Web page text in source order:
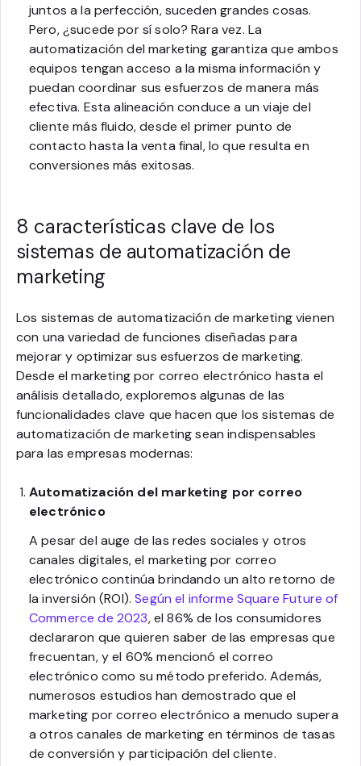
juntos a la perfección, suceden grandes cosas.
Pero, ¿sucede por sí solo? Rara vez. La
automatización del marketing garantiza que ambos
equipos tengan acceso a la misma información y
puedan coordinar sus esfuerzos de manera más
efectiva. Esta alineación conduce a un viaje del
cliente más fluido, desde el primer punto de
contacto hasta la venta final, lo que resulta en
conversiones más exitosas.
8 características clave de los
sistemas de automatización de
marketing
Los sistemas de automatización de marketing vienen
con una variedad de funciones diseñadas para
mejorar y optimizar sus esfuerzos de marketing.
Desde el marketing por correo electrónico hasta el
análisis detallado, exploremos algunas de las
funcionalidades clave que hacen que los sistemas de
automatización de marketing sean indispensables
para las empresas modernas:
Automatización del marketing por correo
electrónico
A pesar del auge de las redes sociales y otros
canales digitales, el marketing por correo
electrónico continúa brindando un alto retorno de
la inversión (ROI).Según el informe Square Future of
Commerce de 2023, el 86% de los consumidores
declararon que quieren saber de las empresas que
frecuentan, y el 60% mencionó el correo
electrónico como su método preferido. Además,
numerosos estudios han demostrado que el
marketing por correo electrónico a menudo supera
a otros canales de marketing en términos de tasas
de conversión y participación del cliente.